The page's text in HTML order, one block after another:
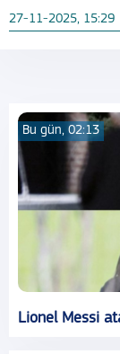
27-11-2025, 15:29
Bu gün, 02:13
Lionel Messi